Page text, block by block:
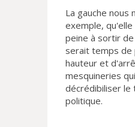
La gauche
exemple, qu'elle
peine à sortir
serait temps de
hauteur et
mesquineries
décrédibiliser le
politique.